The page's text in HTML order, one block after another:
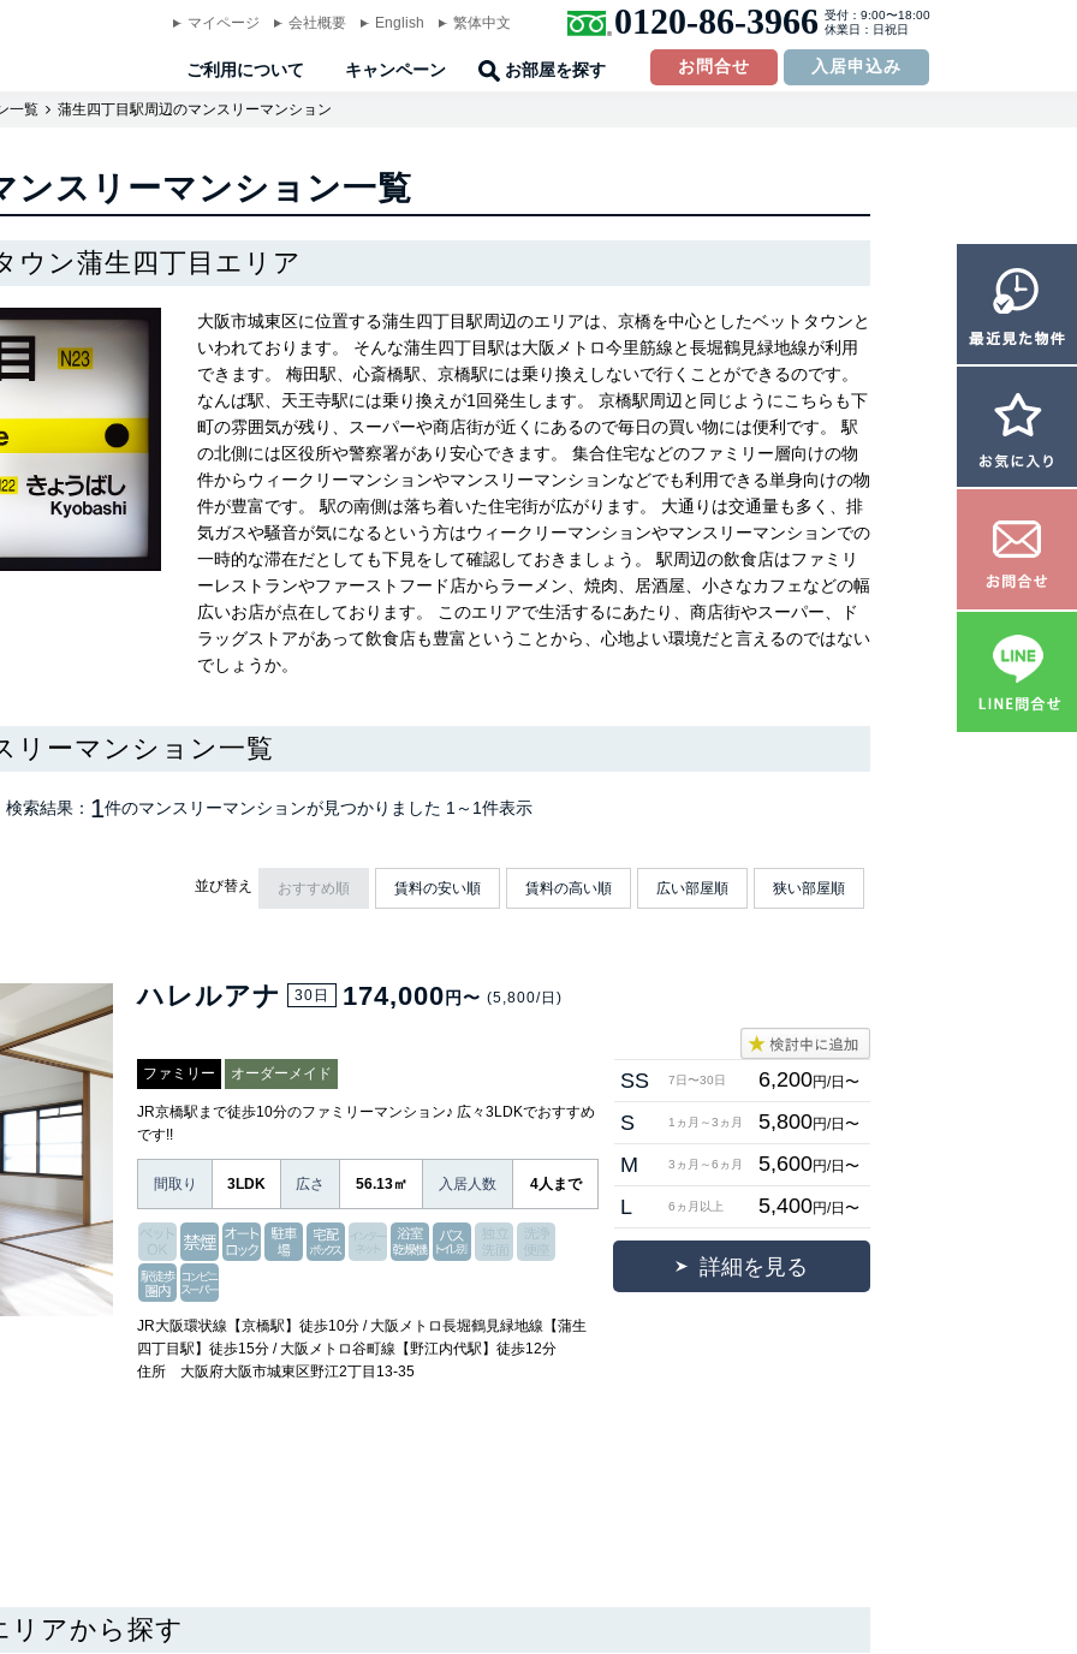
マイページ 会社概要 English 繁体中文 0120-86-3966 受付：9:00〜18:00
休業日：日祝日
ご利用について キャンペーン お部屋を探す お問合せ 入居申込み
一覧 蒲生四丁目駅周辺のマンスリーマンション
ンスリーマンション一覧
ウン蒲生四丁目エリア
大阪市城東区に位置する蒲生四丁目駅周辺のエリアは、京橋を中心としたベットタウンと
いわれております。 そんな蒲生四丁目駅は大阪メトロ今里筋線と長堀鶴見緑地線が利用
できます。 梅田駅、心斎橋駅、京橋駅には乗り換えしないで行くことができるのです。
なんば駅、天王寺駅には乗り換えが1回発生します。 京橋駅周辺と同じようにこちらも下
町の雰囲気が残り、スーパーや商店街が近くにあるので毎日の買い物には便利です。 駅
の北側には区役所や警察署があり安心できます。 集合住宅などのファミリー層向けの物
件からウィークリーマンションやマンスリーマンションなどでも利用できる単身向けの物
件が豊富です。 駅の南側は落ち着いた住宅街が広がります。 大通りは交通量も多く、排
気ガスや騒音が気になるという方はウィークリーマンションやマンスリーマンションでの
一時的な滞在だとしても下見をして確認しておきましょう。 駅周辺の飲食店はファミリ
ーレストランやファーストフード店からラーメン、焼肉、居酒屋、小さなカフェなどの幅
広いお店が点在しております。 このエリアで生活するにあたり、商店街やスーパー、ド
ラッグストアがあって飲食店も豊富ということから、心地よい環境だと言えるのではない
でしょうか。
リーマンション一覧
検索結果： 1件のマンスリーマンションが見つかりました 1～1件表示
並び替え おすすめ順 賃料の安い順 賃料の高い順 広い部屋順 狭い部屋順
ハレルアナ 30日 174,000 円〜 (5,800/日)
ファミリー オーダーメイド
JR京橋駅まで徒歩10分のファミリーマンション♪ 広々3LDKでおすすめ
です!!
間取り 3LDK 広さ 56.13㎡ 入居人数 4人まで
JR大阪環状線【京橋駅】徒歩10分 / 大阪メトロ長堀鶴見緑地線【蒲生
四丁目駅】徒歩15分 / 大阪メトロ谷町線【野江内代駅】徒歩12分
住所 大阪府大阪市城東区野江2丁目13-35
SS 7日〜30日 6,200円/日〜
S 1ヵ月～3ヵ月 5,800円/日〜
M 3ヵ月～6ヵ月 5,600円/日〜
L 6ヵ月以上 5,400円/日〜
詳細を見る
リアから探す